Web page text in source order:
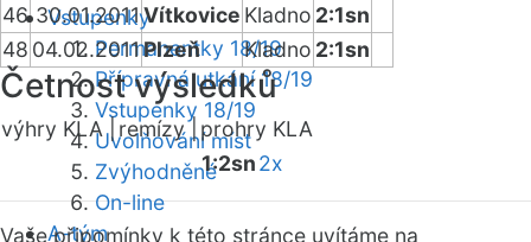
Vstupenky
Permanentky 18/19
Přípravná utkání 18/19
Vstupenky 18/19
Uvolňování míst
Zvýhodněné
On-line
A-tým
46 30.01.2011Vítkovice Kladno 2:1sn
48 04.02.2011Plzeň Kladno 2:1sn
Četnost výsledků
výhry KLA | remízy | prohry KLA
1:2sn2x
Vaše připomínky k této stránce uvítáme na